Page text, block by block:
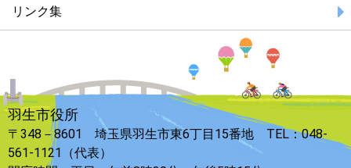
リンク集
羽生市役所
〒348－8601 埼玉県羽生市東6丁目15番地 TEL：048-
561-1121（代表）